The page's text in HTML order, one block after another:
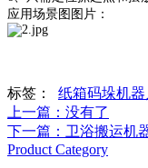
应用场景图图片：
标签： 纸箱码垛机器
上一篇 ：没有了
下一篇 ：卫浴搬运机
Product Category